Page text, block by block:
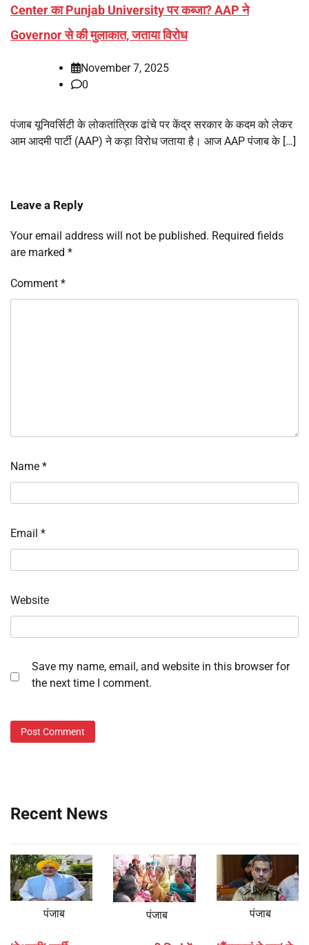
Center का Punjab University पर कब्जा? AAP ने
Governor से की मुलाकात, जताया विरोध
November 7, 2025
0
पंजाब यूनिवर्सिटी के लोकतांत्रिक ढांचे पर केंद्र सरकार के कदम को लेकर
आम आदमी पार्टी (AAP) ने कड़ा विरोध जताया है। आज AAP पंजाब के […]
Leave a Reply
Your email address will not be published. Required fields
are marked *
Comment *
Name *
Email *
Website
Save my name, email, and website in this browser for
the next time I comment.
Recent News
पंजाब पंजाब पंजाब